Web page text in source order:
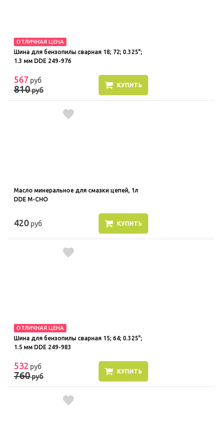
ОТЛИЧНАЯ ЦЕНА
Шина для бензопилы сварная 18; 72; 0.325";
1.3 мм DDE 249-976
567 руб
810руб
КУПИТЬ
Масло минеральное для смазки цепей, 1л
DDE M-CHO
420 руб КУПИТЬ
ОТЛИЧНАЯ ЦЕНА
Шина для бензопилы сварная 15; 64; 0.325";
1.5 мм DDE 249-983
532 руб
760руб
КУПИТЬ